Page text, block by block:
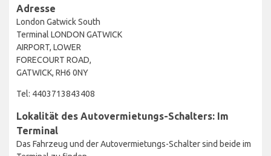
Adresse
London Gatwick South
Terminal LONDON GATWICK
AIRPORT, LOWER
FORECOURT ROAD,
GATWICK, RH6 0NY
Tel: 4403713843408
Lokalität des Autovermietungs-Schalters: Im
Terminal
Das Fahrzeug und der Autovermietungs-Schalter sind beide im